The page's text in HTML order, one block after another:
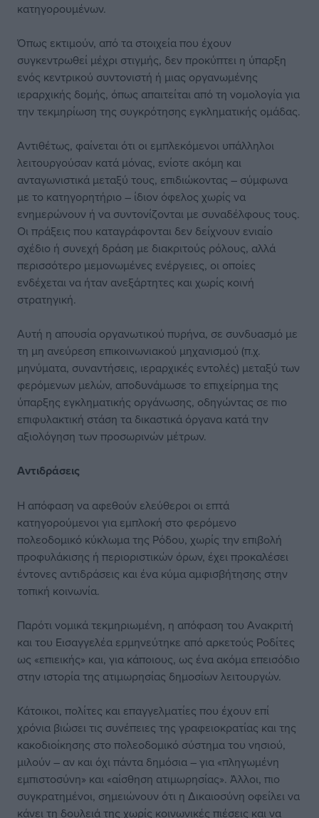
κατηγορουμένων.
Όπως εκτιμούν, από τα στοιχεία που έχουν
συγκεντρωθεί μέχρι στιγμής, δεν προκύπτει η ύπαρξη
ενός κεντρικού συντονιστή ή μιας οργανωμένης
ιεραρχικής δομής, όπως απαιτείται από τη νομολογία για
την τεκμηρίωση της συγκρότησης εγκληματικής ομάδας.
Αντιθέτως, φαίνεται ότι οι εμπλεκόμενοι υπάλληλοι
λειτουργούσαν κατά μόνας, ενίοτε ακόμη και
ανταγωνιστικά μεταξύ τους, επιδιώκοντας – σύμφωνα
με το κατηγορητήριο – ίδιον όφελος χωρίς να
ενημερώνουν ή να συντονίζονται με συναδέλφους τους.
Οι πράξεις που καταγράφονται δεν δείχνουν ενιαίο
σχέδιο ή συνεχή δράση με διακριτούς ρόλους, αλλά
περισσότερο μεμονωμένες ενέργειες, οι οποίες
ενδέχεται να ήταν ανεξάρτητες και χωρίς κοινή
στρατηγική.
Αυτή η απουσία οργανωτικού πυρήνα, σε συνδυασμό με
τη μη ανεύρεση επικοινωνιακού μηχανισμού (π.χ.
μηνύματα, συναντήσεις, ιεραρχικές εντολές) μεταξύ των
φερόμενων μελών, αποδυνάμωσε το επιχείρημα της
ύπαρξης εγκληματικής οργάνωσης, οδηγώντας σε πιο
επιφυλακτική στάση τα δικαστικά όργανα κατά την
αξιολόγηση των προσωρινών μέτρων.
Αντιδράσεις
Η απόφαση να αφεθούν ελεύθεροι οι επτά
κατηγορούμενοι για εμπλοκή στο φερόμενο
πολεοδομικό κύκλωμα της Ρόδου, χωρίς την επιβολή
προφυλάκισης ή περιοριστικών όρων, έχει προκαλέσει
έντονες αντιδράσεις και ένα κύμα αμφισβήτησης στην
τοπική κοινωνία.
Παρότι νομικά τεκμηριωμένη, η απόφαση του Ανακριτή
και του Εισαγγελέα ερμηνεύτηκε από αρκετούς Ροδίτες
ως «επιεικής» και, για κάποιους, ως ένα ακόμα επεισόδιο
στην ιστορία της ατιμωρησίας δημοσίων λειτουργών.
Κάτοικοι, πολίτες και επαγγελματίες που έχουν επί
χρόνια βιώσει τις συνέπειες της γραφειοκρατίας και της
κακοδιοίκησης στο πολεοδομικό σύστημα του νησιού,
μιλούν – αν και όχι πάντα δημόσια – για «πληγωμένη
εμπιστοσύνη» και «αίσθηση ατιμωρησίας». Άλλοι, πιο
συγκρατημένοι, σημειώνουν ότι η Δικαιοσύνη οφείλει να
κάνει τη δουλειά της χωρίς κοινωνικές πιέσεις και να